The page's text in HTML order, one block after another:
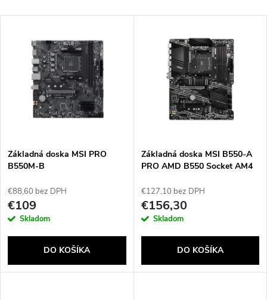
a
e
p
r
d
Najpredávanejšie
Abecedne
s
p
r
o
d
Základná doska MSI PRO
B550M-B
€88,60 bez DPH
€109
Skladom
DO KOŠÍKA
Základná doska MSI B550-A
PRO AMD B550 Socket AM4
€127,10 bez DPH
€156,30
Skladom
DO KOŠÍKA